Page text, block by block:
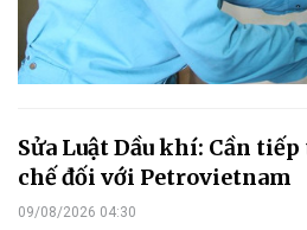
Sửa Luật Dầu khí: Cần
chế đối với Petrovietnam
09/08/2026 04:30